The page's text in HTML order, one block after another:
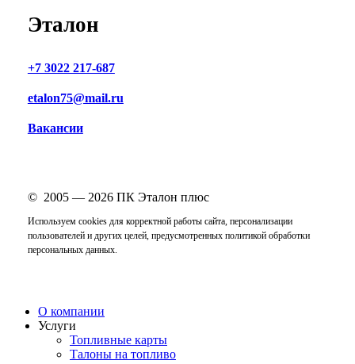
Эталон
+7 3022 217-687
etalon75@mail.ru
Вакансии
© 2005 — 2026ПК Эталон плюс
Используем cookies для корректной работы сайта, персонализации
пользователей и других целей, предусмотренных политикой обработки
персональных данных.
Close
Menu
О компании
Услуги
Топливные карты
Талоны на топливо